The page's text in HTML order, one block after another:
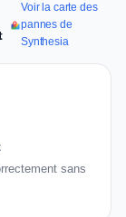
Voir la carte des
pannes de
Synthesia
sans